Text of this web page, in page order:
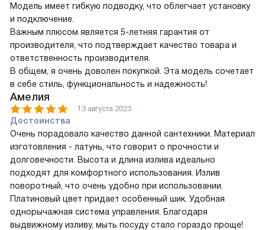
Модель имеет гибкую подводку, что облегчает установку
и подключение.
Важным плюсом является 5-летняя гарантия от
производителя, что подтверждает качество товара и
ответственность производителя.
В общем, я очень доволен покупкой. Эта модель сочетает
в себе стиль, функциональность и надежность!
Амелия
13 августа 2023
Достоинства
Очень порадовало качество данной сантехники. Материал
изготовления - латунь, что говорит о прочности и
долговечности. Высота и длина излива идеально
подходят для комфортного использования. Излив
поворотный, что очень удобно при использовании.
Платиновый цвет придает особенный шик. Удобная
однорычажная система управления. Благодаря
выдвижному изливу, мыть посуду стало гораздо проще!